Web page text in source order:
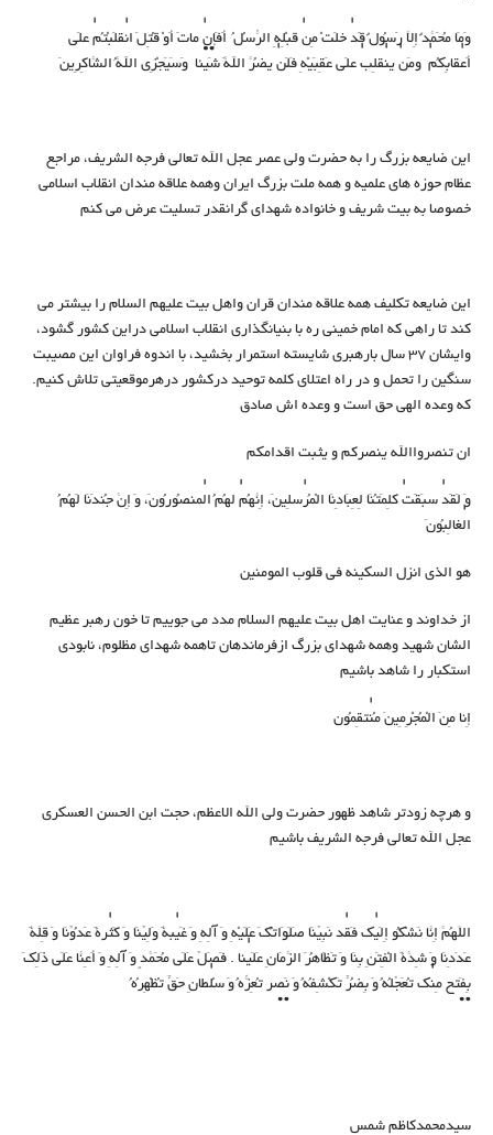
وَمَا مُحَمَّدٌ إِلَّا رَسُولٌ قَدْ خَلَتْ مِنْ قَبْلِهِ الرُّسُلُ أَفَإِنْ مَاتَ أَوْ قُتِلَ انْقَلَبْتُمْ عَلَى
أَعْقَابِكُمْ وَمَنْ يَنْقَلِبْ عَلَى عَقِبَيْهِ فَلَنْ يَضُرَّ اللَّهَ شَيْئًا وَسَيَجْزِي اللَّهُ الشَّاكِرِينَ
این ضایعه بزرگ را به حضرت ولی عصر عجل الله تعالی فرجه الشریف، مراجع
عظام حوزه های علمیه و همه ملت بزرگ ایران وهمه علاقه مندان انقلاب اسلامی
خصوصا به بیت شریف و خانواده شهدای گرانقدر تسلیت عرض می کنم
این ضایعه تکلیف همه علاقه مندان قران واهل بیت علیهم السلام را بیشتر می
کند تا راهی که امام خمینی ره با بنیانگذاری انقلاب اسلامی دراین کشور گشود،
وایشان 37 سال بارهبری شایسته استمرار بخشید، با اندوه فراوان این مصیبت
سنگین را تحمل و در راه اعتلای کلمه توحید درکشور درهرموقعیتی تلاش کنیم.
که وعده الهی حق است و وعده اش صادق
ان تنصرواالله ینصرکم و یثبت اقدامکم
وَ لَقَدْ سَبَقَتْ كَلِمَتُنَا لِعِبَادِنَا الْمُرْسَلِينَ، إِنَّهُمْ لَهُمُ الْمَنصُورُونَ، وَ إِنَّ جُندَنَا لَهُمُ
الْغَالِبُونَ
هو الذی انزل السکینه فی قلوب المومنین
از خداوند و عنایت اهل بیت علیهم السلام مدد می جوییم تا خون رهبر عظیم
الشان شهید وهمه شهدای بزرگ ازفرماندهان تاهمه شهدای مظلوم، نابودی
استکبار را شاهد باشیم
إِنا مِنَ الْمُجْرِمِينَ مُنْتَقِمُون
و هرچه زودتر شاهد ظهور حضرت ولی الله الاعظم، حجت ابن الحسن العسکری
عجل الله تعالی فرجه الشریف باشیم
اللَّهُمَّ إِنَّا نَشْكُو إِلَيْكَ فَقْدَ نَبِيِّنَا صَلَوَاتُكَ عَلَيْهِ وَ آلِهِ وَ غَيْبَةَ وَلِيِّنَا وَ كَثْرَةَ عَدُوِّنَا وَ قِلَّةَ
عَدَدِنَا وَ شِدَّةَ الْفِتَنِ بِنَا وَ تَظَاهُرَ الزَّمَانِ عَلَيْنَا . فَصَلِّ عَلَى مُحَمَّدٍ وَ آلِهِ وَ أَعِنَّا عَلَى ذَلِكَ
بِفَتْحٍ مِنْكَ تُعَجِّلُهُ وَ بِضُرٍّ تَكْشِفُهُ وَ نَصْرٍ تُعِزُّهُ وَ سُلْطَانِ حَقٍّ تُظْهِرُهُ
سیدمحمدکاظم شمس